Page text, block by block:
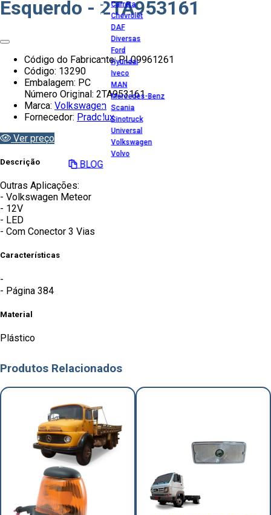
Carreta
Chevrolet
DAF
Diversas
Ford
Hyundai
Iveco
MAN
Mercedes-Benz
Scania
Sinotruck
Universal
Volkswagen
Volvo
BLOG
Esquerdo - 2TA953161
Código do Fabricante: PL09961261
Código: 13290
Embalagem: PC
Número Original: 2TA953161
Marca: Volkswagen
Fornecedor: Pradolux
Ver preço
Descrição
Outras Aplicações:
- Volkswagen Meteor
- 12V
- LED
- Com Conector 3 Vias
Características
-
- Página 384
Material
Plástico
Produtos Relacionados